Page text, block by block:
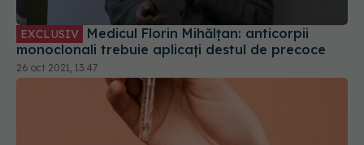
EXCLUSIV
monoclonali trebuie aplicați destul de precoce
26 oct 2021, 13:47